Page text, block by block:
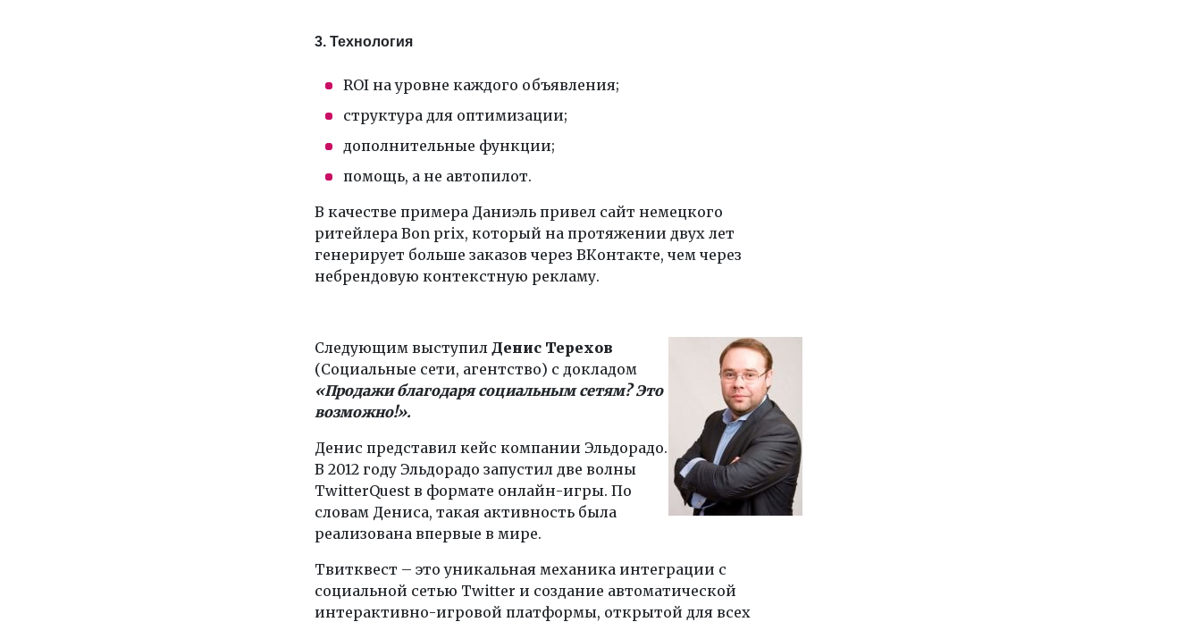
3. Технология
ROI на уровне каждого объявления;
структура для оптимизации;
дополнительные функции;
помощь, а не автопилот.
В качестве примера Даниэль привел сайт немецкого
ритейлера Bon prix, который на протяжении двух лет
генерирует больше заказов через ВКонтакте, чем через
небрендовую контекстную рекламу.
Следующим выступил Денис Терехов
(Социальные сети, агентство) с докладом
«Продажи благодаря социальным сетям? Это
возможно!».
Денис представил кейс компании Эльдорадо.
В 2012 году Эльдорадо запустил две волны
TwitterQuest в формате онлайн-игры. По
словам Дениса, такая активность была
реализована впервые в мире.
Твитквест – это уникальная механика интеграции с
социальной сетью Twitter и создание автоматической
интерактивно-игровой платформы, открытой для всех